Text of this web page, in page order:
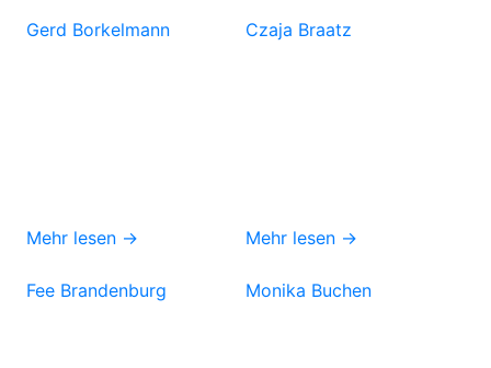
Gerd Borkelmann
Mehr lesen →
Czaja Braatz
Mehr lesen →
Fee Brandenburg Monika Buchen